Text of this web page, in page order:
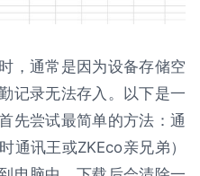
，通常是因为设备存储空
记录无法存入。以下是一
先尝试最简单的方法：通
通讯王或ZKEco亲兄弟）